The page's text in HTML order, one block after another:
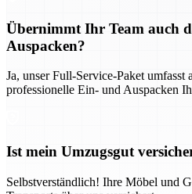
Übernimmt Ihr Team auch
Auspacken?
Ja, unser Full-Service-Paket umfasst
professionelle Ein- und Auspacken
Ist mein Umzugsgut
Selbstverständlich! Ihre Möbel und